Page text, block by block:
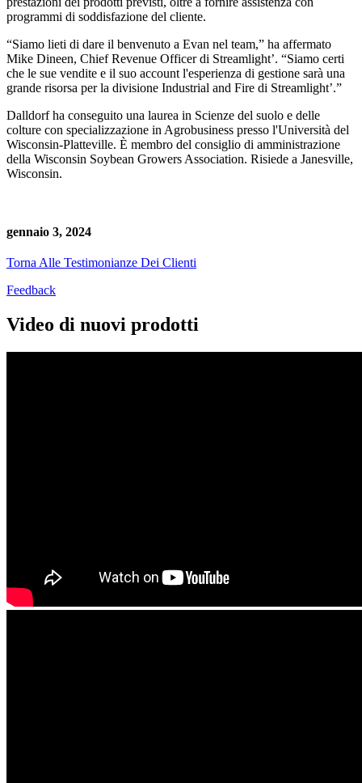
programmi di soddisfazione del cliente.
“Siamo lieti di dare il benvenuto a Evan nel team,” ha affermato
Mike Dineen, Chief Revenue Officer di Streamlight’. “Siamo certi
che le sue vendite e il suo account l'esperienza di gestione sarà una
grande risorsa per la divisione Industrial and Fire di Streamlight’.”
Dalldorf ha conseguito una laurea in Scienze del suolo e delle
colture con specializzazione in Agrobusiness presso l'Università del
Wisconsin-Platteville. È membro del consiglio di amministrazione
della Wisconsin Soybean Growers Association. Risiede a Janesville,
Wisconsin.
gennaio 3, 2024
Torna Alle Testimonianze Dei Clienti
Feedback
Video di nuovi prodotti